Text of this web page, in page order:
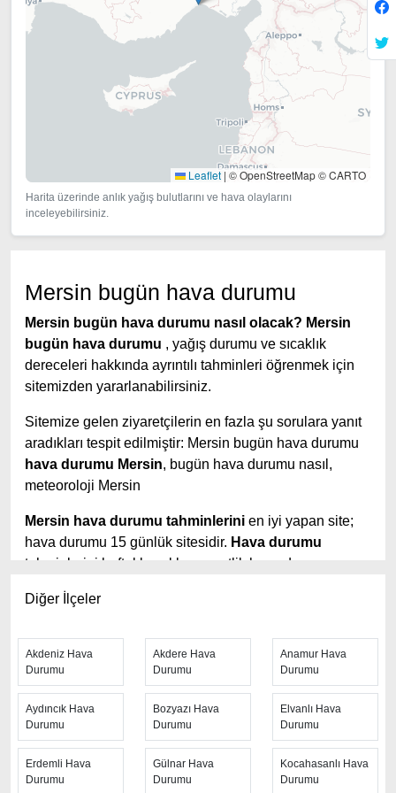
Leaflet | © OpenStreetMap © CARTO
Harita üzerinde anlık yağış bulutlarını ve hava olaylarını
inceleyebilirsiniz.
Mersin bugün hava durumu
Mersin bugün hava durumu nasıl olacak? Mersin
bugün hava durumu , yağış durumu ve sıcaklık
dereceleri hakkında ayrıntılı tahminleri öğrenmek için
sitemizden yararlanabilirsiniz.
Sitemize gelen ziyaretçilerin en fazla şu sorulara yanıt
aradıkları tespit edilmiştir: Mersin bugün hava durumu
hava durumu Mersin, bugün hava durumu nasıl,
meteoroloji Mersin
Mersin hava durumu tahminlerini en iyi yapan site;
hava durumu 15 günlük sitesidir. Hava durumu
tahminlerini haftalık, aylık ve saatlik hava durumu
hava durumu 10 günlük hava durumu 15 güne kadar
daha fazla ayrıntının yer aldığı saatlik hava durumu
tahminlerini bulabilirsiniz. Bu sitede yer alan geniş
tahmin süreleri, kolay ve anlaşılır görseller ile
ziyaretçilerine kaliteli hizmet sunuyor. Ayrıca sitede
güncel Türkiye uydu radar görüntüleri ile bulutların
Diğer İlçeler
Akdeniz Hava
Durumu
Akdere Hava
Durumu
Anamur Hava
Durumu
Aydıncık Hava
Durumu
Bozyazı Hava
Durumu
Elvanlı Hava
Durumu
Erdemli Hava
Durumu
Gülnar Hava
Durumu
Kocahasanlı Hava
Durumu